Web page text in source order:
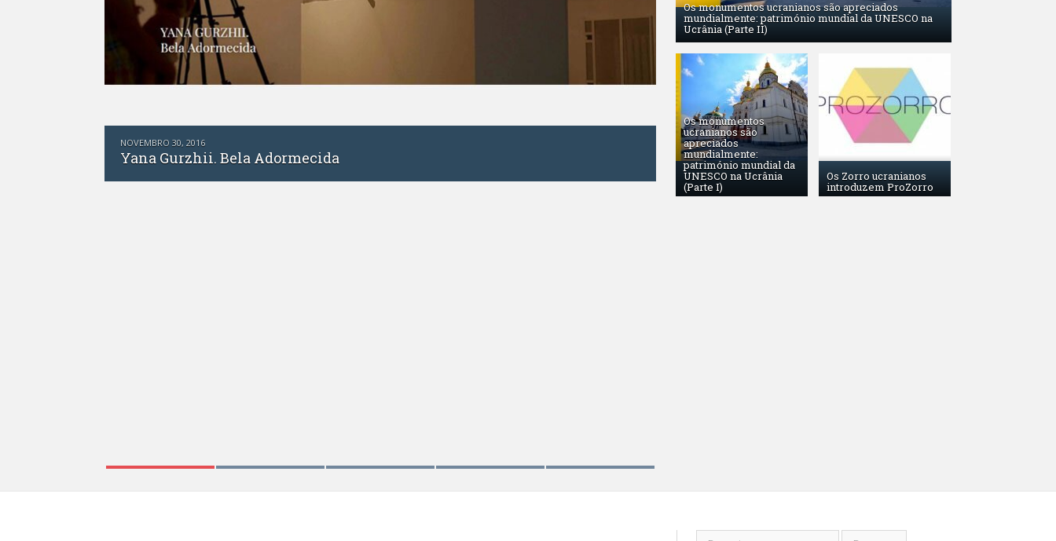
NOVEMBRO 15, 2016
Andriy Ferents. Professor e jogador de xadrez
Os monumentos ucranianos são apreciados
mundialmente: património mundial da UNESCO na
Ucrânia (Parte II)
Os monumentos
ucranianos são
apreciados
mundialmente:
património mundial da
UNESCO na Ucrânia
(Parte I)
Os Zorro ucranianos
introduzem ProZorro